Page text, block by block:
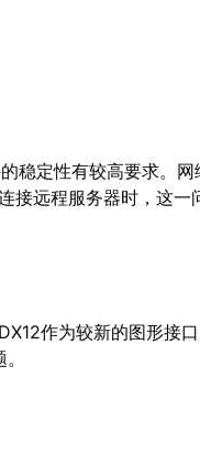
稳定性有较高要求。
接远程服务器时，这一
作为较新的图形接